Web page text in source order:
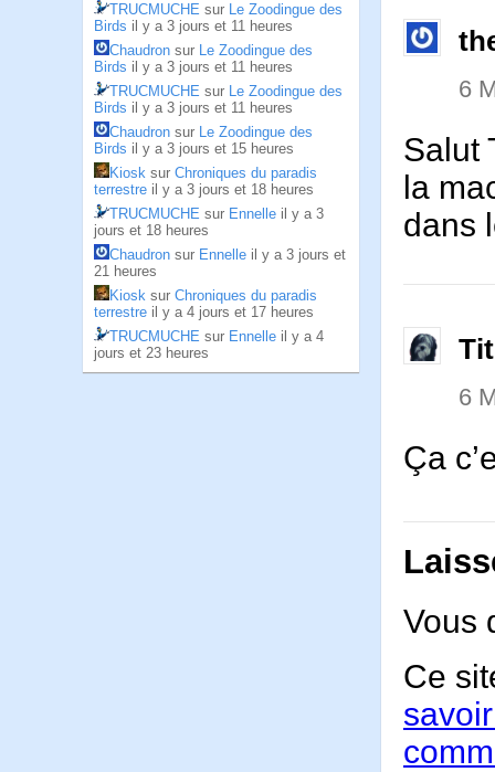
TRUCMUCHE sur Le Zoodingue des
Birds il y a 3 jours et 11 heures
Chaudron sur Le Zoodingue des
Birds il y a 3 jours et 11 heures
TRUCMUCHE sur Le Zoodingue des
Birds il y a 3 jours et 11 heures
Chaudron sur Le Zoodingue des
Birds il y a 3 jours et 15 heures
Kiosk sur Chroniques du paradis
terrestre il y a 3 jours et 18 heures
TRUCMUCHE sur Ennelle il y a 3
jours et 18 heures
Chaudron sur Ennelle il y a 3 jours et
21 heures
Kiosk sur Chroniques du paradis
terrestre il y a 4 jours et 17 heures
TRUCMUCHE sur Ennelle il y a 4
jours et 23 heures
6
Salut
la
dans
6
Ça
Vous
Ce